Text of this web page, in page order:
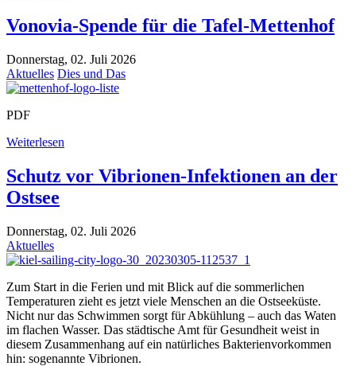
Vonovia-Spende für die Tafel-Mettenhof
Donnerstag, 02. Juli 2026
Aktuelles Dies und Das
PDF
Weiterlesen
Schutz vor Vibrionen-Infektionen an der
Ostsee
Donnerstag, 02. Juli 2026
Aktuelles
Zum Start in die Ferien und mit Blick auf die sommerlichen
Temperaturen zieht es jetzt viele Menschen an die Ostseeküste.
Nicht nur das Schwimmen sorgt für Abkühlung – auch das Waten
im flachen Wasser. Das städtische Amt für Gesundheit weist in
diesem Zusammenhang auf ein natürliches Bakterienvorkommen
hin: sogenannte Vibrionen.